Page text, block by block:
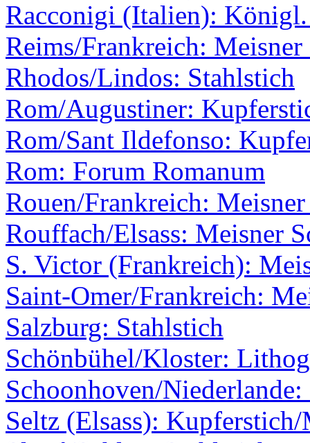
Racconigi (Italien): Königl.
Reims/Frankreich: Meisner
Rhodos/Lindos: Stahlstich
Rom/Augustiner:
Rom/Sant Ildefonso:
Rom: Forum Romanum
Rouen/Frankreich:
Rouffach/Elsass: Meisner
S. Victor (Frankreich):
Saint-Omer/Frankreich:
Salzburg: Stahlstich
Schönbühel/Kloster:
Schoonhoven/
Seltz (Elsass):